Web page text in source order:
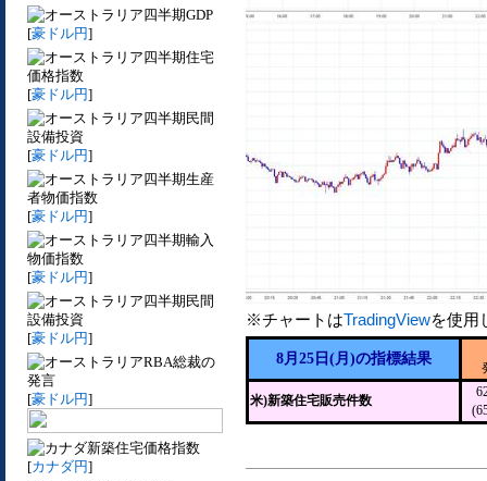
四半期GDP
[豪ドル円]
四半期住宅
価格指数
[豪ドル円]
四半期民間
設備投資
[豪ドル円]
四半期生産
者物価指数
[豪ドル円]
四半期輸入
物価指数
[豪ドル円]
四半期民間
設備投資
[豪ドル円]
RBA総裁の
発言
[豪ドル円]
新築住宅価格指数
[カナダ円]
※チャートはTradingViewを使用
8月25日(月)の指標結果
米)新築住宅販売件数